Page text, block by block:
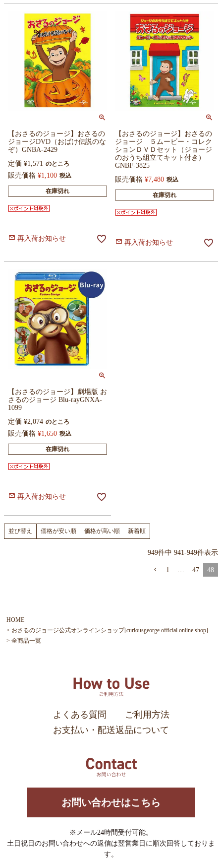
【おさるのジョージ】おさるの
ジョージDVD（おばけ伝説のな
ぞ）GNBA-2429
定価 ¥1,571 のところ
販売価格 ¥1,100 税込
在庫切れ
再入荷お知らせ
【おさるのジョージ】おさるの
ジョージ ５ムービー・コレク
ションＤＶＤセット（ジョージ
のおうち組立てキット付き）
GNBF-3825
販売価格 ¥7,480 税込
在庫切れ
再入荷お知らせ
【おさるのジョージ】劇場版 お
さるのジョージ Blu-rayGNXA-
1099
定価 ¥2,074 のところ
販売価格 ¥1,650 税込
在庫切れ
再入荷お知らせ
並び替え 価格が安い順 価格が高い順 新着順
949件中 941-949件表示
1 47 48
HOME
おさるのジョージ公式オンラインショップ[curiousgeorge official online shop]
全商品一覧
よくある質問
ご利用方法
お支払い・配送返品について
お問い合わせはこちら
※メール24時間受付可能。
土日祝日のお問い合わせへの返信は翌営業日に順次回答しておりま
す。